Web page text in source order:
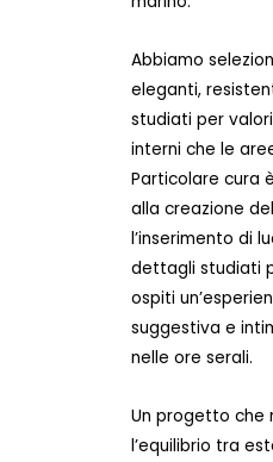
Abbiamo
eleganti,
studiati per
interni che le
Particolare cura
alla creazione
l’inserimento di
dettagli studiati
ospiti
suggestiva e
nelle ore serali.
Un progetto che
l’equilibrio tra